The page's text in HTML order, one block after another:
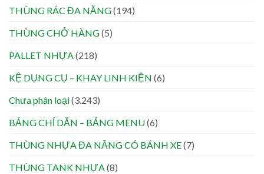
THÙNG RÁC ĐA NĂNG(194)
THÙNG CHỞ HÀNG(5)
PALLET NHỰA(218)
KỆ DỤNG CỤ – KHAY LINH KIỆN (6)
Chưa phân loại(3.243)
BẢNG CHỈ DẪN – BẢNG MENU(6)
THÙNG NHỰA ĐA NĂNG CÓ BÁNH XE(7)
THÙNG TANK NHỰA(8)